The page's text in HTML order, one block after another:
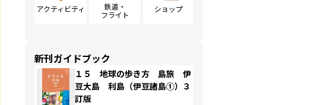
アクティビティ
鉄道・
フライト
ショップ
新刊ガイドブック
１５ 地球の歩き方 島旅 伊
豆大島 利島（伊豆諸島①）３
訂版